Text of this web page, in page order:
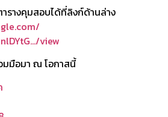
รางคุมสอบได้ที่ลิงก์ด้านล่าง
view
มือมา ณ โอกาสนี้